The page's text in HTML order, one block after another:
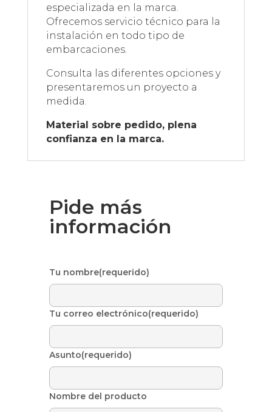
especializada en la marca.
Ofrecemos servicio técnico para la
instalación en todo tipo de
embarcaciones.
Consulta las diferentes opciones y
presentaremos un proyecto a
medida.
Material sobre pedido, plena
confianza en la marca.
Pide más
información
Tu nombre(requerido)
Tu correo electrónico(requerido)
Asunto(requerido)
Nombre del producto